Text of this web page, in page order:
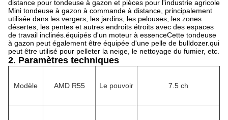
distance pour tondeuse à gazon et pièces pour l'industrie agricole
Mini tondeuse à gazon à commande à distance, principalement
utilisée dans les vergers, les jardins, les pelouses, les zones
désertes, les pentes et autres endroits étroits avec des espaces
de travail inclinés.équipés d'un moteur à essenceCette tondeuse
à gazon peut également être équipée d'une pelle de bulldozer.qui
peut être utilisé pour pelleter la neige, le nettoyage du fumier, etc.
2. Paramètres techniques
Modèle AMD R55 Le pouvoir 7.5 ch